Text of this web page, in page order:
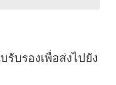
จ
รับรองเพื่อส่งไปยัง